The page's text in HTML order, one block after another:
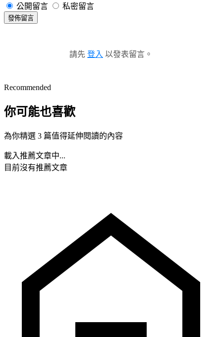
公開留言 私密留言
發佈留言
請先 登入 以發表留言。
Recommended
你可能也喜歡
為你精選 3 篇值得延伸閱讀的內容
載入推薦文章中...
目前沒有推薦文章